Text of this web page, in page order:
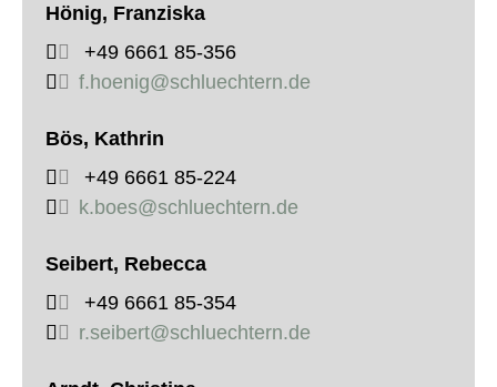
Hönig, Franziska
+49 6661 85-356
f.hoenig@schluechtern.de
Bös, Kathrin
+49 6661 85-224
k.boes@schluechtern.de
Seibert, Rebecca
+49 6661 85-354
r.seibert@schluechtern.de